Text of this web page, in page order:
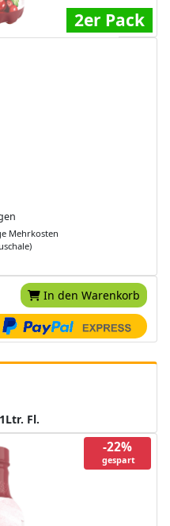
2er Pack
Mehrkosten
In den Warenkorb
Fl.
-22%
gespart